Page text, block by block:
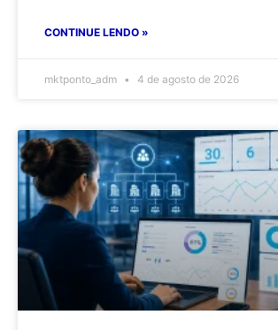
CONTINUE LENDO »
mktponto_adm 4 de agosto de 2026